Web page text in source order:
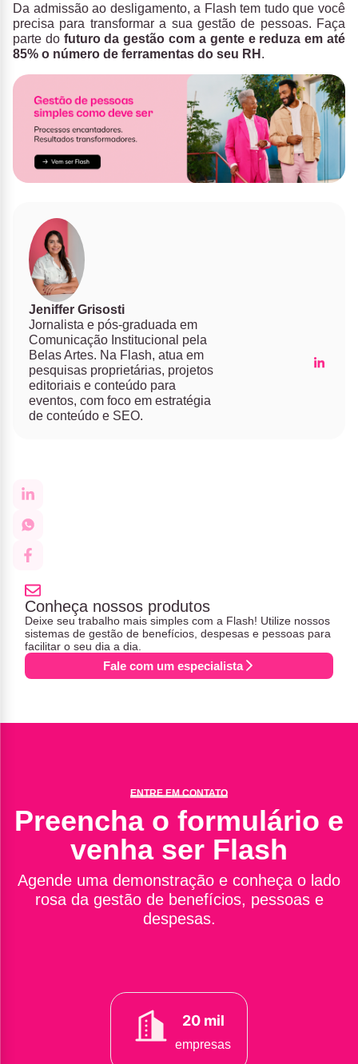
Da admissão ao desligamento, a Flash tem tudo que você
precisa para transformar a sua gestão de pessoas. Faça
parte do futuro da gestão com a gente e reduza em até
85% o número de ferramentas do seu RH .
Jeniffer Grisosti
Jornalista e pós-graduada em
Comunicação Institucional pela
Belas Artes. Na Flash, atua em
pesquisas proprietárias, projetos
editoriais e conteúdo para
eventos, com foco em estratégia
de conteúdo e SEO.
Conheça nossos produtos
Deixe seu trabalho mais simples com a Flash! Utilize nossos
sistemas de gestão de benefícios, despesas e pessoas para
facilitar o seu dia a dia.
Fale com um especialista
ENTRE EM CONTATO
Preencha o formulário e
venha ser Flash
Agende uma demonstração e conheça o lado
rosa da gestão de benefícios, pessoas e
despesas.
20 mil
empresas